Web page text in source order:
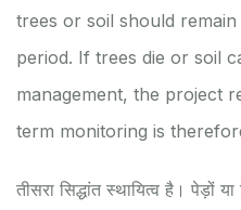
trees or soil should
period. If trees die or soil
management, the project
term monitoring is
तीसरा सिद्धांत स्थायित्व है। पेड़ों